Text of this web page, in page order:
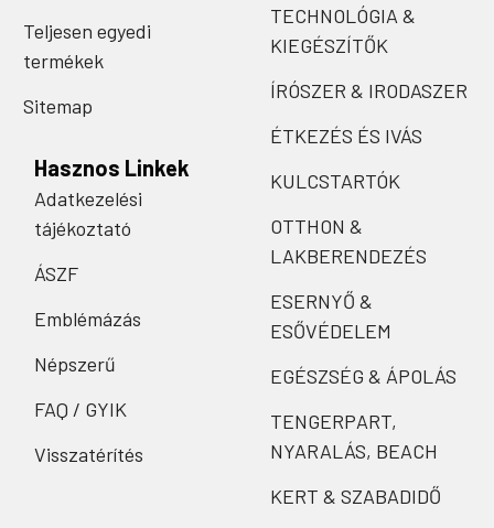
Teljesen egyedi
termékek
Sitemap
Hasznos Linkek
Adatkezelési
tájékoztató
ÁSZF
Emblémázás
Népszerű
FAQ / GYIK
Visszatérítés
TECHNOLÓGIA &
KIEGÉSZÍTŐK
ÍRÓSZER & IRODASZER
ÉTKEZÉS ÉS IVÁS
KULCSTARTÓK
OTTHON &
LAKBERENDEZÉS
ESERNYŐ &
ESŐVÉDELEM
EGÉSZSÉG & ÁPOLÁS
TENGERPART,
NYARALÁS, BEACH
KERT & SZABADIDŐ